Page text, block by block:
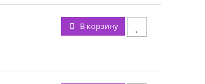
В корзину